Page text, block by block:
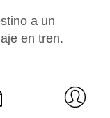
a un
en tren.